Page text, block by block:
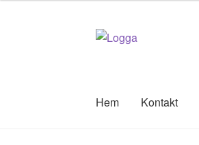
Hoppa
Hoppa
Hem
Kontakt